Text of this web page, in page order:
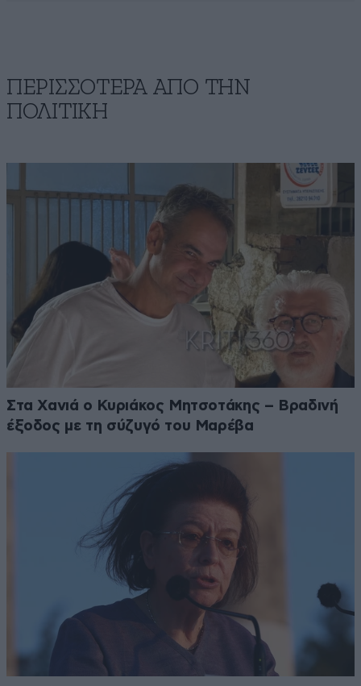
ΠΕΡΙΣΣΟΤΕΡΑ ΑΠΟ ΤΗΝ
ΠΟΛΙΤΙΚΗ
Στα Χανιά ο Κυριάκος Μητσοτάκης – Βραδινή
έξοδος με τη σύζυγό του Μαρέβα